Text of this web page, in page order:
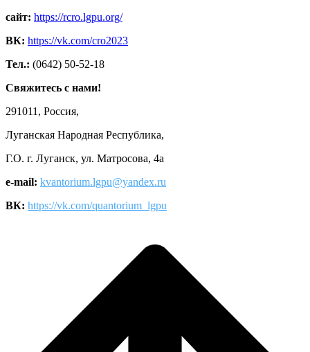
сайт: https://rcro.lgpu.org/
ВК: https://vk.com/cro2023
Тел.: (0642) 50-52-18
Свяжитесь с нами!
291011, Россия,
Луганская Народная Республика,
Г.О. г. Луганск, ул. Матросова, 4а
e-mail: kvantorium.lgpu@yandex.ru
ВК: https://vk.com/quantorium_lgpu